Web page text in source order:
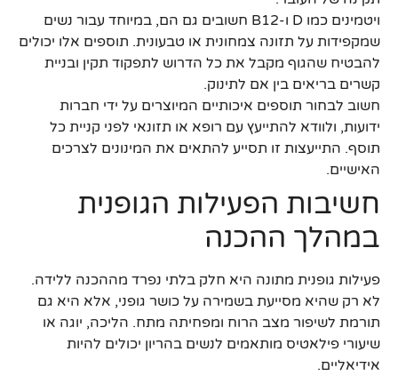
ויטמינים כמו D ו-B12 חשובים גם הם, במיוחד עבור נשים
שמקפידות על תזונה צמחונית או טבעונית. תוספים אלו יכולים
להבטיח שהגוף מקבל את כל הדרוש לתפקוד תקין ובניית
קשרים בריאים בין אם לתינוק.
חשוב לבחור תוספים איכותיים המיוצרים על ידי חברות
ידועות, ולוודא להתייעץ עם רופא או תזונאי לפני קניית כל
תוסף. התייעצות זו תסייע להתאים את המינונים לצרכים
האישיים.
חשיבות הפעילות הגופנית
במהלך ההכנה
פעילות גופנית מתונה היא חלק בלתי נפרד מההכנה ללידה.
לא רק שהיא מסייעת בשמירה על כושר גופני, אלא היא גם
תורמת לשיפור מצב הרוח ומפחיתה מתח. הליכה, יוגה או
שיעורי פילאטיס מותאמים לנשים בהריון יכולים להיות
אידיאליים.